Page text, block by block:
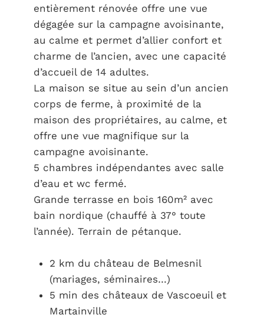
entièrement rénovée offre une vue
dégagée sur la campagne avoisinante,
au calme et permet d’allier confort et
charme de l’ancien, avec une capacité
d’accueil de 14 adultes.
La maison se situe au sein d’un ancien
corps de ferme, à proximité de la
maison des propriétaires, au calme, et
offre une vue magnifique sur la
campagne avoisinante.
5 chambres indépendantes avec salle
d’eau et wc fermé.
Grande terrasse en bois 160m² avec
bain nordique (chauffé à 37° toute
l’année). Terrain de pétanque.
2 km du château de Belmesnil
(mariages, séminaires…)
5 min des châteaux de Vascoeuil et
Martainville